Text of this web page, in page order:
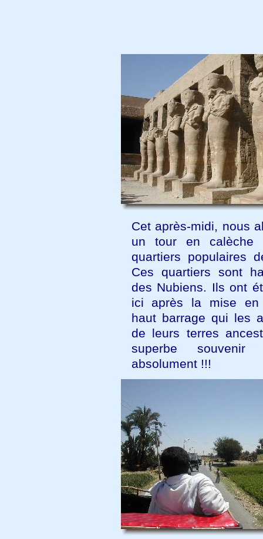
Cet après-midi, nous
un tour en calèche
quartiers populaires
Ces quartiers sont
des Nubiens. Ils ont
ici après la mise
haut barrage qui les
de leurs terres
superbe
absolument !!!